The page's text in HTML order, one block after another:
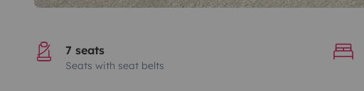
7 seats
Seats with seat belts